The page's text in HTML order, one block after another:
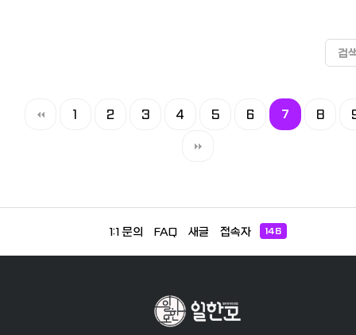
인용. 고급 나무), 찬장, 서랍장, 책상,
의자, 수납장, 카페트, 등등. 현재지
검
1 2 3 4 5 6 7 8
1:1 문의 FAQ 새글 접속자 146